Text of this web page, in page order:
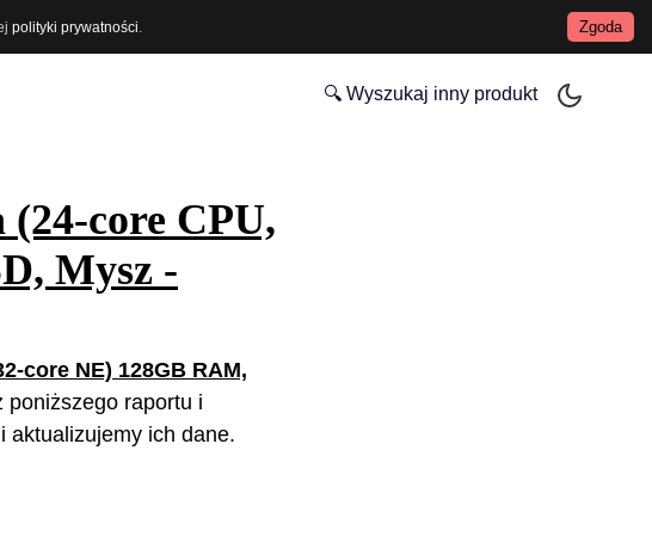
polityki prywatności Zgoda
🔍 Wyszukaj inny produkt
core CPU,
Mysz -
core NE) 128GB RAM,
poniższego raportu i
aktualizujemy ich dane.